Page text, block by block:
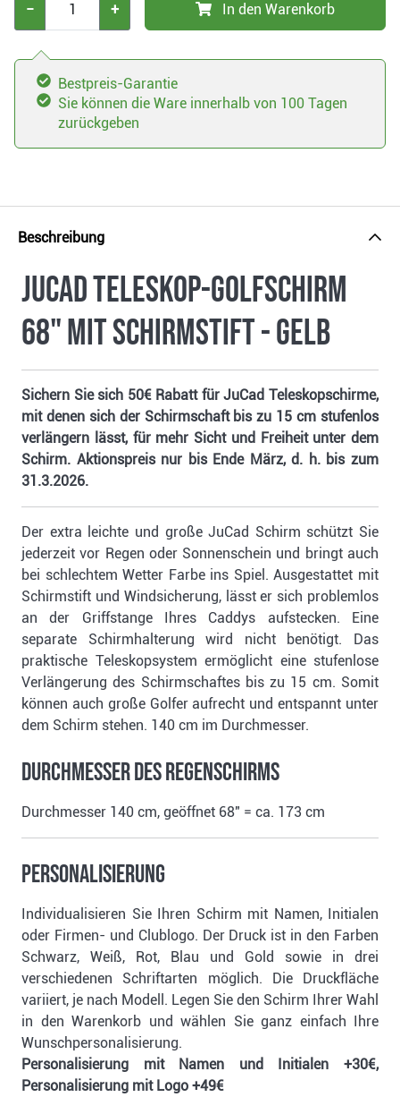
− + In den Warenkorb
Bestpreis-Garantie
Sie können die Ware innerhalb von 100 Tagen
zurückgeben
Beschreibung
JuCad Teleskop-Golfschirm
68" mit Schirmstift - gelb
Sichern Sie sich 50€ Rabatt für JuCad Teleskopschirme,
mit denen sich der Schirmschaft bis zu 15 cm stufenlos
verlängern lässt, für mehr Sicht und Freiheit unter dem
Schirm. Aktionspreis nur bis Ende März, d. h. bis zum
31.3.2026.
Der extra leichte und große JuCad Schirm schützt Sie
jederzeit vor Regen oder Sonnenschein und bringt auch
bei schlechtem Wetter Farbe ins Spiel. Ausgestattet mit
Schirmstift und Windsicherung, lässt er sich problemlos
an der Griffstange Ihres Caddys aufstecken. Eine
separate Schirmhalterung wird nicht benötigt. Das
praktische Teleskopsystem ermöglicht eine stufenlose
Verlängerung des Schirmschaftes bis zu 15 cm. Somit
können auch große Golfer aufrecht und entspannt unter
dem Schirm stehen. 140 cm im Durchmesser.
Durchmesser des Regenschirms
Durchmesser 140 cm, geöffnet 68" = ca. 173 cm
Personalisierung
Individualisieren Sie Ihren Schirm mit Namen, Initialen
oder Firmen- und Clublogo. Der Druck ist in den Farben
Schwarz, Weiß, Rot, Blau und Gold sowie in drei
verschiedenen Schriftarten möglich. Die Druckfläche
variiert, je nach Modell. Legen Sie den Schirm Ihrer Wahl
in den Warenkorb und wählen Sie ganz einfach Ihre
Wunschpersonalisierung.
Personalisierung mit Namen und Initialen +30€,
Personalisierung mit Logo +49€